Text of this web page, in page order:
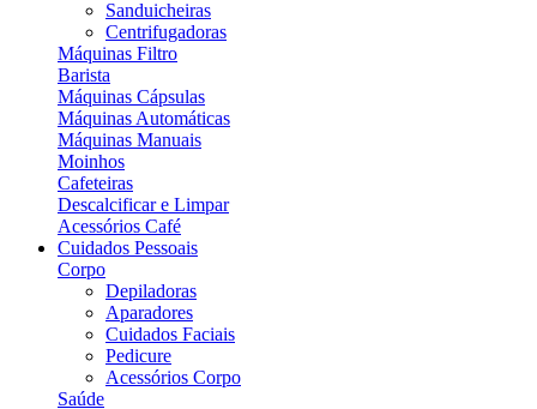
Sanduicheiras
Centrifugadoras
Máquinas Filtro
Barista
Máquinas Cápsulas
Máquinas Automáticas
Máquinas Manuais
Moinhos
Cafeteiras
Descalcificar e Limpar
Acessórios Café
Cuidados Pessoais
Corpo
Depiladoras
Aparadores
Cuidados Faciais
Pedicure
Acessórios Corpo
Saúde